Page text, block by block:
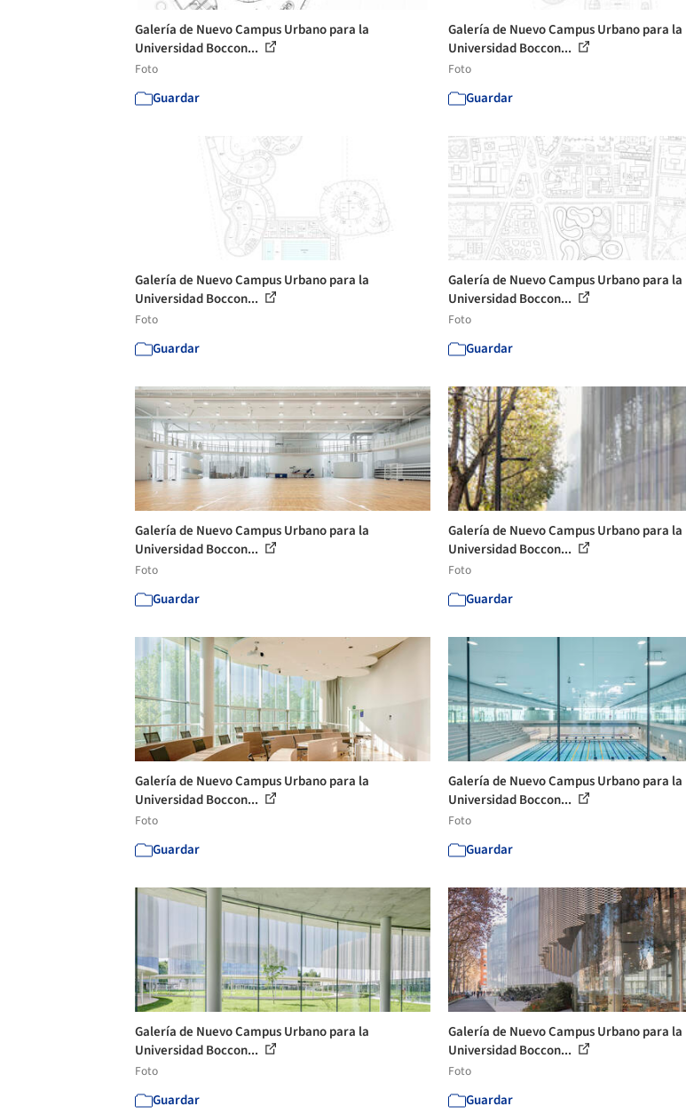
Galería de Nuevo Campus Urbano para la
Universidad Boccon...
Foto
Guardar
Galería de Nuevo Campus Urbano para la
Universidad Boccon...
Foto
Guardar
Galería de Nuevo Campus Urbano para la
Universidad Boccon...
Foto
Guardar
Galería de Nuevo Campus Urbano para la
Universidad Boccon...
Foto
Guardar
Galería de Nuevo Campus Urbano para la
Universidad Boccon...
Foto
Guardar
Galería de Nuevo Campus Urbano para la
Universidad Boccon...
Foto
Guardar
Galería de Nuevo Campus Urbano para la
Universidad Boccon...
Foto
Guardar
Galería de Nuevo Campus Urbano para la
Universidad Boccon...
Foto
Guardar
Galería de Nuevo Campus Urbano para la
Universidad Boccon...
Foto
Guardar
Galería de Nuevo Campus Urbano para la
Universidad Boccon...
Foto
Guardar